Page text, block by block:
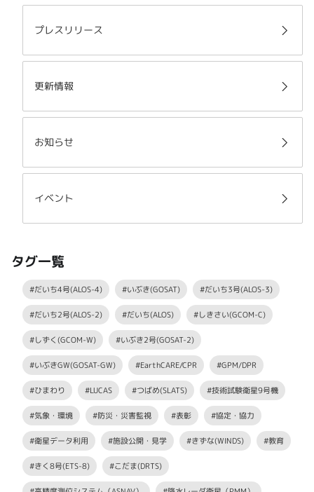
プレスリリース
更新情報
お知らせ
イベント
タグ一覧
#だいち4号(ALOS-4) #いぶき(GOSAT) #だいち3号(ALOS-3)
#だいち2号(ALOS-2) #だいち(ALOS) #しきさい(GCOM-C)
#しずく(GCOM-W) #いぶき2号(GOSAT-2)
#いぶきGW(GOSAT-GW) #EarthCARE/CPR #GPM/DPR
#ひまわり #LUCAS #つばめ(SLATS) #技術試験衛星9号機
#気象・環境 #防災・災害監視 #表彰 #協定・協力
#衛星データ利用 #施設公開・見学 #きずな(WINDS) #教育
#きく8号(ETS-8) #こだま(DRTS)